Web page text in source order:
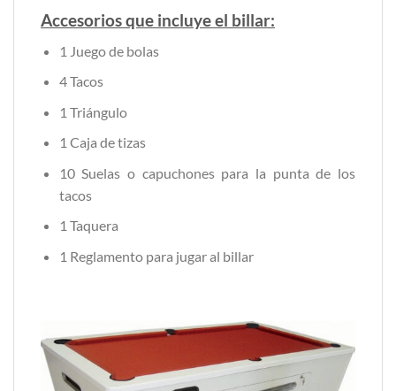
Accesorios que incluye el billar:
1 Juego de bolas
4 Tacos
1 Triángulo
1 Caja de tizas
10 Suelas o capuchones para la punta de los
tacos
1 Taquera
1 Reglamento para jugar al billar